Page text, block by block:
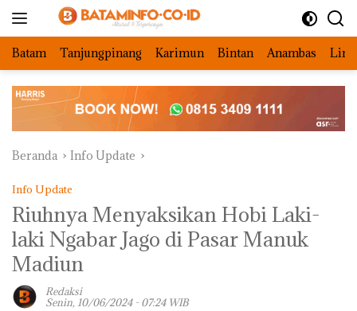
Batam Tanjungpinang Karimun Bintan Anambas
Beranda Info Update
Info Update
Riuhnya Menyaksikan Hobi Laki-
laki Ngabar Jago di Pasar Manuk
Madiun
Redaksi
Senin, 10/06/2024 - 07:24 WIB